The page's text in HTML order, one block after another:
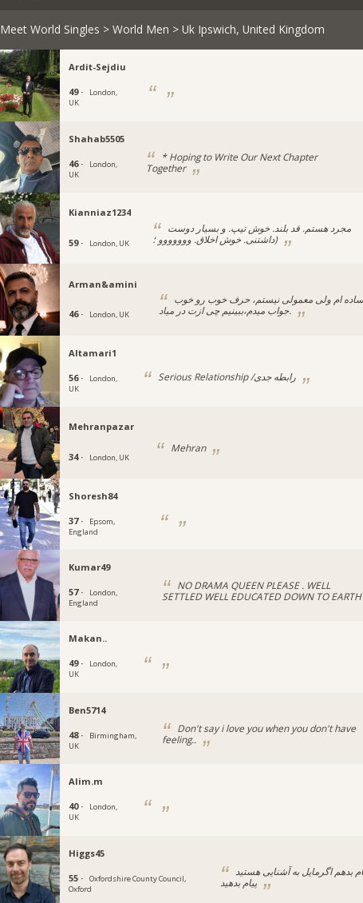
Meet World Singles > World Men > Uk Ipswich, United Kingdom
Ardit-Sejdiu
49 ·
London,
UK
Shahab5505
46 ·
London,
UK
* Hoping to Write Our Next Chapter
Together
Kianniaz1234
59 · London, UK
داشتنی. خوش اخلاق. ووووووو ؛)
Arman&amini
46 · London, UK
جواب میدم،ببینیم چی ازت در میاد.
Altamari1
56 ·
London,
UK
Serious Relationship /رابطه جدی
Mehranpazar
34 · London, UK
Mehran
Shoresh84
37 ·
Epsom,
England
Kumar49
57 ·
London,
England
NO DRAMA QUEEN PLEASE . WELL
SETTLED WELL EDUCATED DOWN TO EARTH
Makan..
49 ·
London,
UK
Ben5714
48 ·
Birmingham,
UK
Don't say i love you when you don't have
feeling..
Alim.m
40 ·
London,
UK
Higgs45
55 ·
Oxfordshire County Council,
Oxford
پیام بدهید